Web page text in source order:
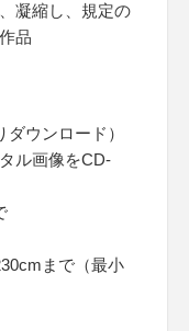
凝縮し、規定の
品
ウンロード）
ル画像をCD-
まで（最小